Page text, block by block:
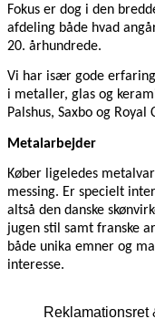
Fokus er dog i den
afdeling både hvad
20. århundrede.
Vi har især gode
i metaller, glas og
Palshus, Saxbo og Royal
Metalarbejder
Køber ligeledes
messing. Er specielt
altså den danske
jugen stil samt franske
både unika emner og
interesse.
Reklamationsret